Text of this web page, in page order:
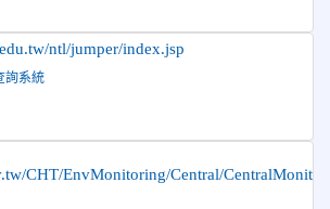
賀 本校跆拳道隊參加 115年花蓮縣「縣
暨全國少年盃花蓮縣代表隊選拔賽 榮獲
績
「114年度綜合所得稅結算申報」宣導內
詢系統